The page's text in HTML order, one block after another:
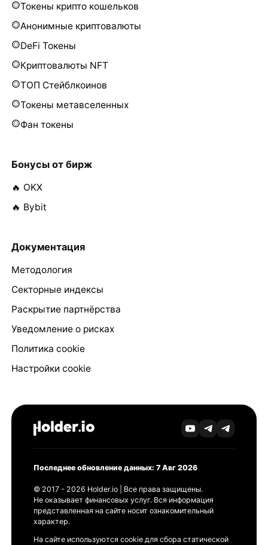
Токены крипто кошельков
Анонимные криптовалюты
DeFi Токены
Криптовалюты NFT
ТОП Стейблкоинов
Токены метавселенных
Фан токены
Бонусы от бирж
🔥 OKX
🔥 Bybit
Документация
Методология
Секторные индексы
Раскрытие партнёрства
Уведомление о рисках
Политика cookie
Настройки cookie
Последнее обновление данных: 7 Авг 2026
© 2017 - 2026 Holder.io | Все права защищены.
Не оказывает финансовых услуг. Вся информация
представленная на сайте носит ознакомительный
характер.
На сайте используются cookie для сбора статической